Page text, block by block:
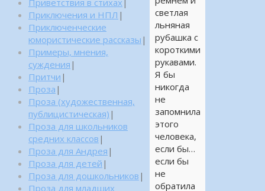
светлая
льняная
рубашка с
короткими
рукавами.
Я бы
никогда
не
запомнила
этого
человека,
если бы…
если бы
не
обратила
Приветствия в стихах
Приключения и НПЛ |
Приключенческие
юмористические рассказы |
Примеры, мнения,
суждения |
Притчи |
Проза |
Проза (художественная,
публицистическая) |
Проза для школьников
средних классов |
Проза для Андрея |
Проза для детей |
Проза для дошкольников |
Проза для младших